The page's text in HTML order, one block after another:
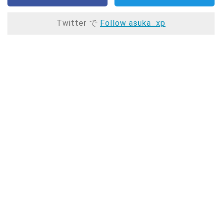
Twitter で Follow asuka_xp